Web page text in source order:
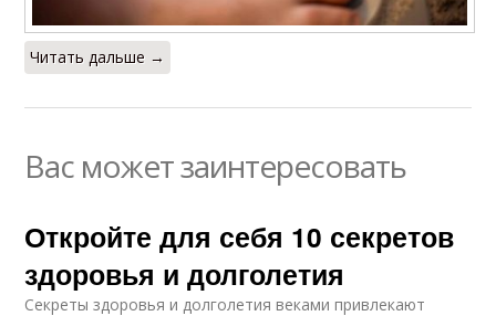
Читать дальше →
Вас может заинтересовать
Откройте для себя 10 секретов
здоровья и долголетия
Секреты здоровья и долголетия веками привлекают